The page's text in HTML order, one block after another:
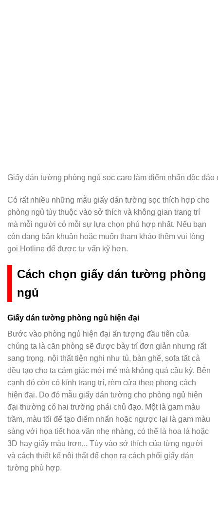
Giấy dán tường phòng ngủ sọc caro làm điểm nhấn độc đáo
Có rất nhiều những mẫu giấy dán tường sọc thích hợp cho
phòng ngủ tùy thuộc vào sở thích và không gian trang trí
mà mỗi người có mỗi sự lựa chọn phù hợp nhất. Nếu bạn
còn đang bân khuân hoặc muốn tham khảo thêm vui lòng
gọi Hotline để được tư vấn kỹ hơn.
Cách chọn giấy dán tường phòng
ngủ
Giấy dán tường phòng ngủ hiện đại
Bước vào phòng ngủ hiện đại ấn tượng đầu tiên của
chúng ta là căn phòng sẽ được bày trí đơn giản nhưng rất
sang trọng, nội thất tiện nghi như tủ, bàn ghế, sofa tất cả
đều tạo cho ta cảm giác mới mẻ mà không quá cầu kỳ. Bên
cạnh đó còn có kính trang trí, rèm cửa theo phong cách
hiện đại. Do đó mẫu giấy dán tường cho phòng ngủ hiện
đại thường có hai trường phái chủ đạo. Một là gam màu
trầm, màu tối để tạo điểm nhấn hoặc ngược lại là gam màu
sáng với họa tiết hoa văn nhẹ nhàng, có thể là hoa lá hoặc
3D hay giấy màu trơn,.. Tùy vào sở thích của từng người
và cách thiết kế nội thất để chọn ra cách phối giấy dán
tường phù hợp.